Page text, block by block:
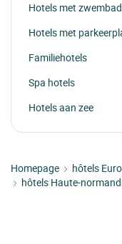
Hotels met zwembad
Hotels met
Familiehotels
Spa hotels
Hotels aan zee
Homepage hôtels
hôtels Haute-